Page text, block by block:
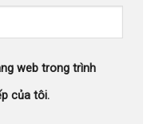
web trong trình
của tôi.